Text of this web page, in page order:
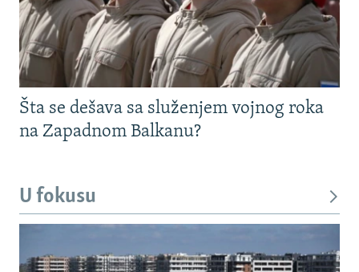
Šta se dešava sa služenjem vojnog roka
na Zapadnom Balkanu?
U fokusu